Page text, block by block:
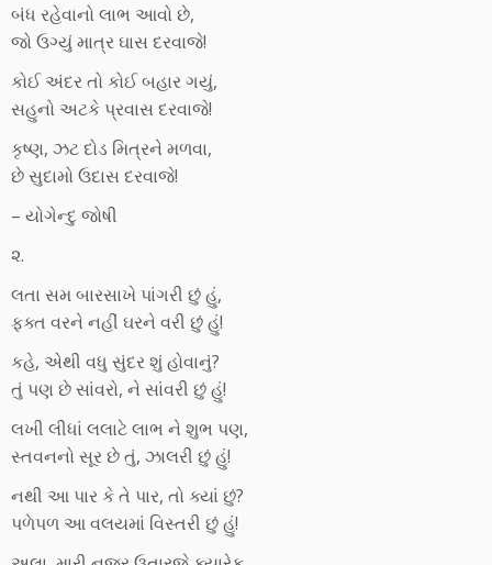
બંધ રહેવાનો લાભ આવો છે,
જો ઉગ્યું માત્ર ઘાસ દરવાજે!
કોઈ અંદર તો કોઈ બહાર ગયું,
સહુનો અટકે પ્રવાસ દરવાજે!
કૃષ્ણ, ઝટ દોડ મિત્રને મળવા,
છે સુદામો ઉદાસ દરવાજે!
– યોગેન્દુ જોષી
૨.
લતા સમ બારસાખે પાંગરી છું હું,
ફક્ત વરને નહીં ઘરને વરી છું હું!
કહે, એથી વધુ સુંદર શું હોવાનું?
તું પણ છે સાંવરો, ને સાંવરી છું હું!
લખી લીધાં લલાટે લાભ ને શુભ પણ,
સ્તવનનો સૂર છે તું, ઝાલરી છું હું!
નથી આ પાર કે તે પાર, તો ક્યાં છું?
પળેપળ આ વલયમાં વિસ્તરી છું હું!